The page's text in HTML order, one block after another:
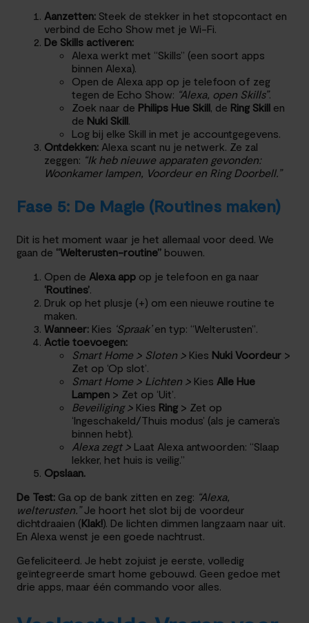
Aanzetten: Steek de stekker in het stopcontact en
verbind de Echo Show met je Wi-Fi.
De Skills activeren:
Alexa werkt met “Skills” (een soort apps
binnen Alexa).
Open de Alexa app op je telefoon of zeg
tegen de Echo Show: “Alexa, open Skills”.
Zoek naar de Philips Hue Skill, de Ring Skill en
de Nuki Skill.
Log bij elke Skill in met je accountgegevens.
Ontdekken: Alexa scant nu je netwerk. Ze zal
zeggen: “Ik heb nieuwe apparaten gevonden:
Woonkamer lampen, Voordeur en Ring Doorbell.”
Fase 5: De Magie (Routines maken)
Dit is het moment waar je het allemaal voor deed. We
gaan de “Welterusten-routine” bouwen.
Open de Alexa app op je telefoon en ga naar
‘Routines’.
Druk op het plusje (+) om een nieuwe routine te
maken.
Wanneer: Kies ‘Spraak’en typ: “Welterusten”.
Actie toevoegen:
Smart Home > Sloten > Kies Nuki Voordeur >
Zet op ‘Op slot’.
Smart Home > Lichten > Kies Alle Hue
Lampen > Zet op ‘Uit’.
Beveiliging > Kies Ring > Zet op
‘Ingeschakeld/Thuis modus’ (als je camera’s
binnen hebt).
Alexa zegt > Laat Alexa antwoorden: “Slaap
lekker, het huis is veilig.”
Opslaan.
De Test: Ga op de bank zitten en zeg: “Alexa,
welterusten.”Je hoort het slot bij de voordeur
dichtdraaien (Klak!). De lichten dimmen langzaam naar uit.
En Alexa wenst je een goede nachtrust.
Gefeliciteerd. Je hebt zojuist je eerste, volledig
geïntegreerde smart home gebouwd. Geen gedoe met
drie apps, maar één commando voor alles.